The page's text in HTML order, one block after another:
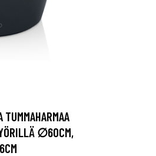
TUMMAHARMAA
∅60CM,